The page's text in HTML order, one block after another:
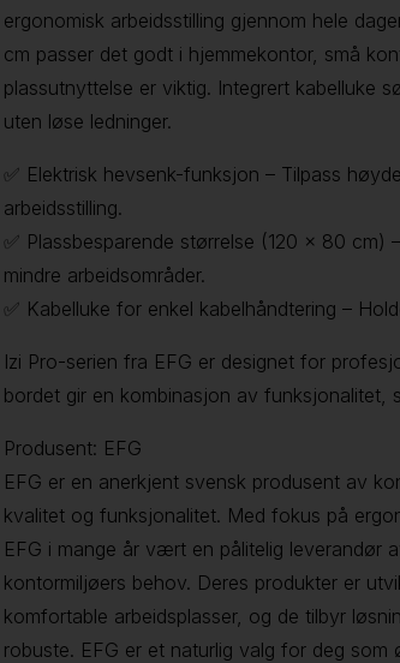
ergonomisk arbeidsstilling gjennom hele
cm passer det godt i hjemmekontor, små
plassutnyttelse er viktig. Integrert kabelluke
uten løse ledninger.
✅ Elektrisk hevsenk-funksjon – Tilpass
arbeidsstilling.
✅ Plassbesparende størrelse (120 x 80 cm)
mindre arbeidsområder.
✅ Kabelluke for enkel kabelhåndtering –
Izi Pro-serien fra EFG er designet for
bordet gir en kombinasjon av funksjonalitet,
Produsent: EFG
EFG er en anerkjent svensk produsent av
kvalitet og funksjonalitet. Med fokus på
EFG i mange år vært en pålitelig leverandør
kontormiljøers behov. Deres produkter er
komfortable arbeidsplasser, og de tilbyr
robuste. EFG er et naturlig valg for deg som